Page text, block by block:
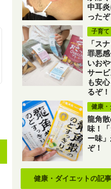
中耳
ったぞ
子育て
「ス
罪悪
いお
サー
も安
るぞ！
健康・
龍角
味！
ー味
ぞ！
健康・ダイエットの記